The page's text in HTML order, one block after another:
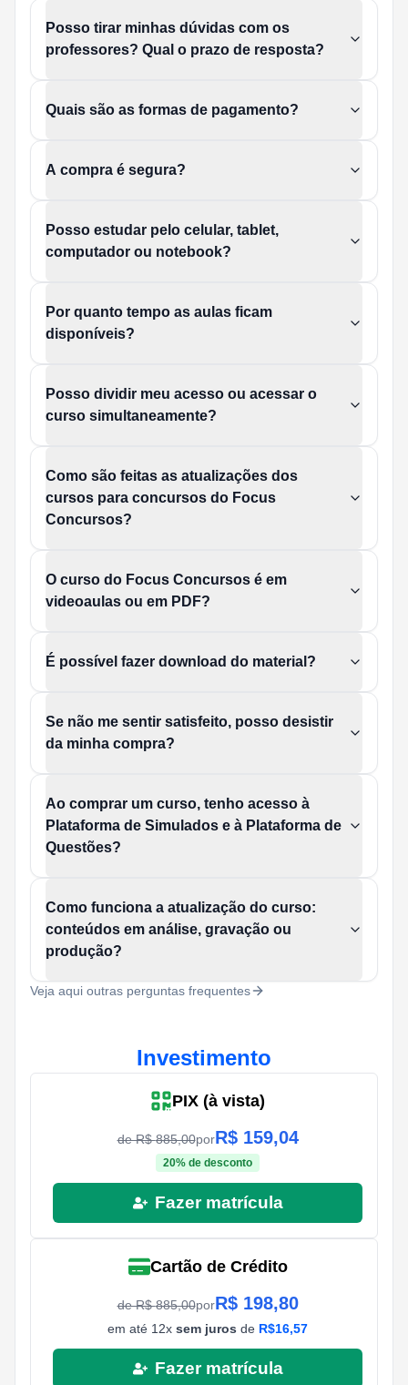
Posso tirar minhas dúvidas com os
professores? Qual o prazo de resposta?
Quais são as formas de pagamento?
A compra é segura?
Posso estudar pelo celular, tablet,
computador ou notebook?
Por quanto tempo as aulas ficam
disponíveis?
Posso dividir meu acesso ou acessar o
curso simultaneamente?
Como são feitas as atualizações dos
cursos para concursos do Focus
Concursos?
O curso do Focus Concursos é em
videoaulas ou em PDF?
É possível fazer download do material?
Se não me sentir satisfeito, posso desistir
da minha compra?
Ao comprar um curso, tenho acesso à
Plataforma de Simulados e à Plataforma de
Questões?
Como funciona a atualização do curso:
conteúdos em análise, gravação ou
produção?
Veja aqui outras perguntas frequentes
Investimento
PIX (à vista)
de R$885,00porR$ 159,04
20% de desconto
Fazer matrícula
Cartão de Crédito
de R$885,00porR$ 198,80
em até 12x sem juros de R$16,57
Fazer matrícula